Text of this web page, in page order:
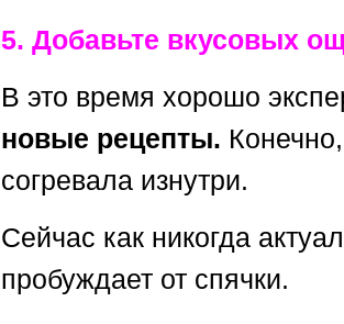
5. Добавьте вкусовых
В это время хорошо
новые рецепты.
согревала изнутри.
Сейчас как никогда
пробуждает от спячки.